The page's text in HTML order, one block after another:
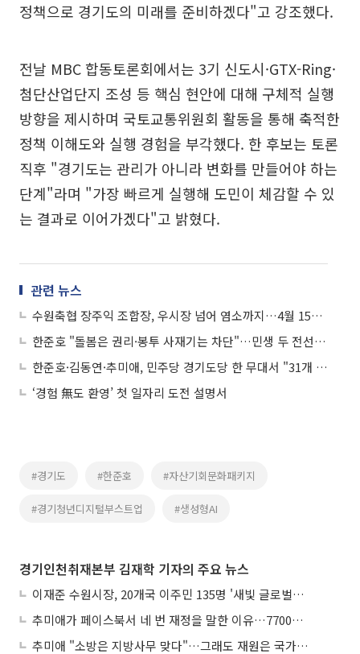
정책으로 경기도의 미래를 준비하겠다"고 강조했다.
전날 MBC 합동토론회에서는 3기 신도시·GTX-Ring·
첨단산업단지 조성 등 핵심 현안에 대해 구체적 실행
방향을 제시하며 국토교통위원회 활동을 통해 축적한
정책 이해도와 실행 경험을 부각했다. 한 후보는 토론
직후 "경기도는 관리가 아니라 변화를 만들어야 하는
단계"라며 "가장 빠르게 실행해 도민이 체감할 수 있
는 결과로 이어가겠다"고 밝혔다.
관련 뉴스
수원축협 장주익 조합장, 우시장 넘어 염소까지…4월 15일 경기도 첫 스마트경매 깃발 올린다
한준호 "돌봄은 권리·봉투 사재기는 차단"…민생 두 전선 동시 가동
한준호·김동연·추미애, 민주당 경기도당 한 무대서 "31개 시군 압승" 외쳤다
‘경험 無도 환영’ 첫 일자리 도전 설명서
#경기도 #한준호 #자산기회문화패키지
#경기청년디지털부스트업 #생성형AI
경기인천취재본부 김재학 기자의 주요 뉴스
이재준 수원시장, 20개국 이주민 135명 '새빛 글로벌프렌즈' 위촉
추미애가 페이스북서 네 번 재정을 말한 이유…7700억 추경 열쇠는 도의회에
추미애 "소방은 지방사무 맞다"…그래도 재원은 국가가 나눠야